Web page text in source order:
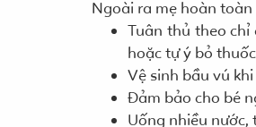
Ngoài ra mẹ hoàn
Tuân thủ theo chỉ
hoặc tự ý bỏ
Vệ sinh bầu vú
Đảm bảo cho bé
Uống nhiều nước,